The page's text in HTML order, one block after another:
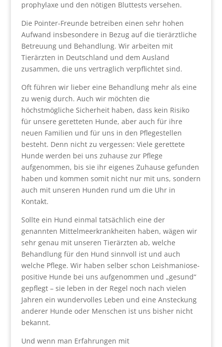
prophylaxe und den nötigen Bluttests versehen.
Die Pointer-Freunde betreiben einen sehr hohen
Aufwand insbesondere in Bezug auf die tierärztliche
Betreuung und Behandlung. Wir arbeiten mit
Tierärzten in Deutschland und dem Ausland
zusammen, die uns vertraglich verpflichtet sind.
Oft führen wir lieber eine Behandlung mehr als eine
zu wenig durch. Auch wir möchten die
höchstmögliche Sicherheit haben, dass kein Risiko
für unsere geretteten Hunde, aber auch für ihre
neuen Familien und für uns in den Pflegestellen
besteht. Denn nicht zu vergessen: Viele gerettete
Hunde werden bei uns zuhause zur Pflege
aufgenommen, bis sie ihr eigenes Zuhause gefunden
haben und kommen somit nicht nur mit uns, sondern
auch mit unseren Hunden rund um die Uhr in
Kontakt.
Sollte ein Hund einmal tatsächlich eine der
genannten Mittelmeerkrankheiten haben, wägen wir
sehr genau mit unseren Tierärzten ab, welche
Behandlung für den Hund sinnvoll ist und auch
welche Pflege. Wir haben selber schon Leishmaniose-
positive Hunde bei uns aufgenommen und „gesund“
gepflegt – sie leben in der Regel noch nach vielen
Jahren ein wundervolles Leben und eine Ansteckung
anderer Hunde oder Menschen ist uns bisher nicht
bekannt.
Und wenn man Erfahrungen mit